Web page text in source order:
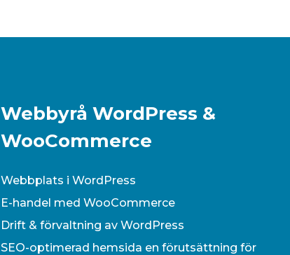
Webbyrå WordPress &
WooCommerce
Webbplats i WordPress
E-handel med WooCommerce
Drift & förvaltning av WordPress
SEO-optimerad hemsida en förutsättning för